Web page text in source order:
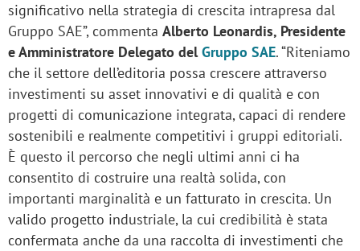
significativo nella strategia di crescita intrapresa dal
Gruppo SAE”, commenta Alberto Leonardis, Presidente
e Amministratore Delegato delGruppo SAE. “Riteniamo
che il settore dell’editoria possa crescere attraverso
investimenti su asset innovativi e di qualità e con
progetti di comunicazione integrata, capaci di rendere
sostenibili e realmente competitivi i gruppi editoriali.
È questo il percorso che negli ultimi anni ci ha
consentito di costruire una realtà solida, con
importanti marginalità e un fatturato in crescita. Un
valido progetto industriale, la cui credibilità è stata
confermata anche da una raccolta di investimenti che